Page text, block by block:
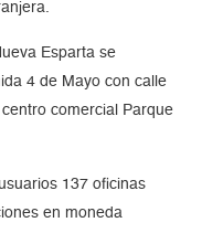
Esparta se
4 de Mayo con calle
comercial Parque
137 oficinas
en moneda